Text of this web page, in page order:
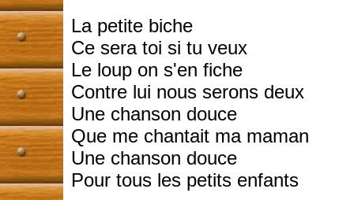
La petite biche
Ce sera toi si tu veux
Le loup on s'en fiche
Contre lui nous serons deux
Une chanson douce
Que me chantait ma maman
Une chanson douce
Pour tous les petits enfants